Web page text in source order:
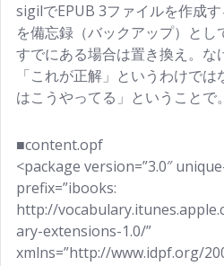
sigilでEPUB 3ファイルを作成
を備忘録（バックアップ）とし
すでにある場合は置き換え。な
「これが正解」というわけで
はこうやってる」ということで。
■content.opf
<package version=”3.0″
prefix=”ibooks:
http://
ary-extensions-1.0/”
xmlns=”http://www.idpf.org/